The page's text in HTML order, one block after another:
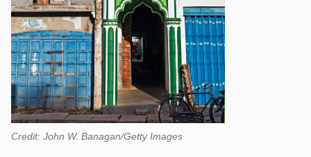
Credit: John W. Banagan/Getty Images